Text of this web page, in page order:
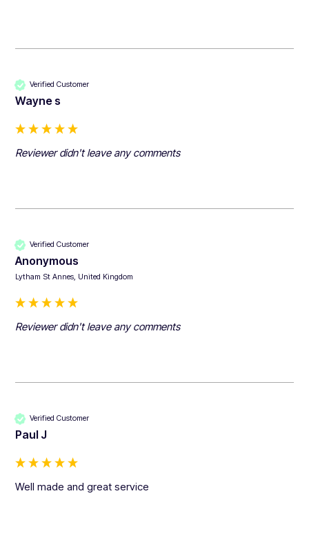
Verified Customer
Wayne s
Reviewer didn't leave any comments
Verified Customer
Anonymous
Lytham St Annes, United Kingdom
Reviewer didn't leave any comments
Verified Customer
Paul J
Well made and great service